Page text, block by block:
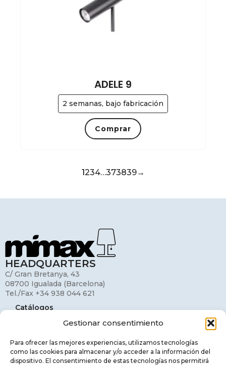
Gestionar consentimiento
Para ofrecer las mejores experiencias, utilizamos tecnologías
como las cookies para almacenar y/o acceder a la información del
dispositivo. El consentimiento de estas tecnologías nos permitirá
2 semanas, bajo fabricación
ADELE 9
Comprar
1234…373839→
HEADQUARTERS
C/ Gran Bretanya, 43
08700 Igualada (Barcelona)
Tel./Fax +34 938 044 621
Catálogos
Contacto
Aviso legal